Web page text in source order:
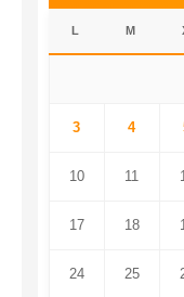
L M
3 4
10 11
17 18
24 25